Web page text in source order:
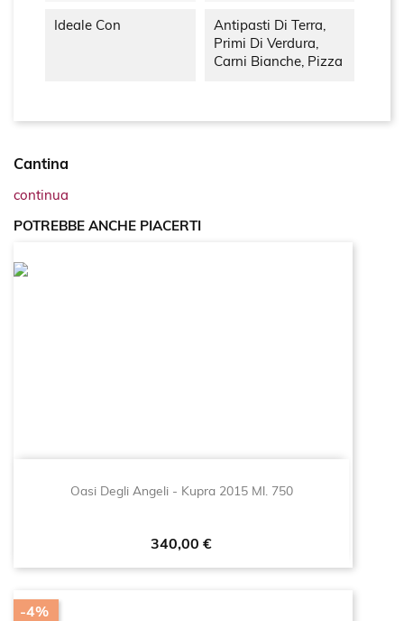
Ideale Con
Antipasti Di Terra,
Primi Di Verdura,
Carni Bianche, Pizza
Cantina
continua
POTREBBE ANCHE PIACERTI
Oasi Degli Angeli - Kupra 2015 Ml. 750
Prezzo
340,00 €
-4%